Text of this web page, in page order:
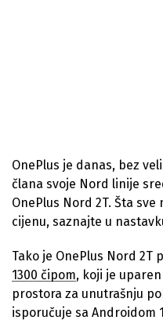
OnePlus je danas, bez
člana svoje Nord linije
OnePlus Nord 2T. Šta
cijenu, saznajte u
Tako je OnePlus Nord 2T
1300 čipom, koji je uparen
prostora za unutrašnju
isporučuje sa Androidom